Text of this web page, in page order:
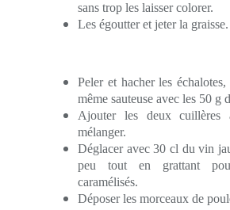
sans trop les laisser colorer.
Les égoutter et jeter la graisse.
Peler et hacher les
même sauteuse avec les 50 g
Ajouter les deux
mélanger.
Déglacer avec 30 cl du vin
peu tout en grattant
caramélisés.
Déposer les morceaux de